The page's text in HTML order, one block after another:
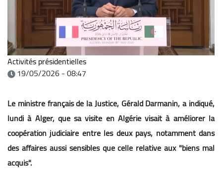
Activités présidentielles
19/05/2026 - 08:47
Le ministre français de la Justice, Gérald Darmanin, a indiqué,
lundi à Alger, que sa visite en Algérie visait à améliorer la
coopération judiciaire entre les deux pays, notamment dans
des affaires aussi sensibles que celle relative aux "biens mal
acquis".